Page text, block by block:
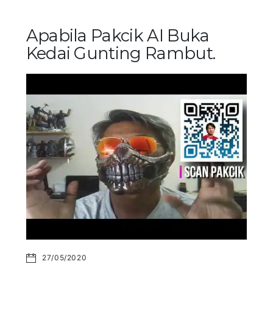
Apabila Pakcik AI Buka
Kedai Gunting Rambut.
27/05/2020